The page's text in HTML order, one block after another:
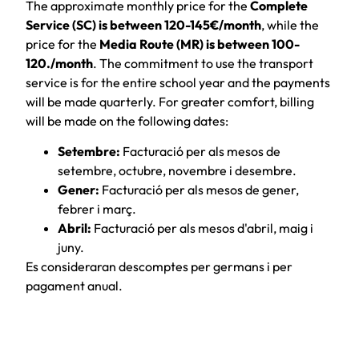
The approximate monthly price for theComplete
Service (SC) is between 120-145€/month, while the
price for the Media Route (MR) is between 100-
120./month. The commitment to use the transport
service is for the entire school year and the payments
will be made quarterly. For greater comfort, billing
will be made on the following dates:
Setembre: Facturació per als mesos de
setembre, octubre, novembre i desembre.
Gener: Facturació per als mesos de gener,
febrer i març.
Abril: Facturació per als mesos d'abril, maig i
juny.
Es consideraran descomptes per germans i per
pagament anual.